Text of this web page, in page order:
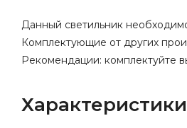
Данный светильник
Комплектующие от других
Рекомендации: комплектуйте
Характеристики